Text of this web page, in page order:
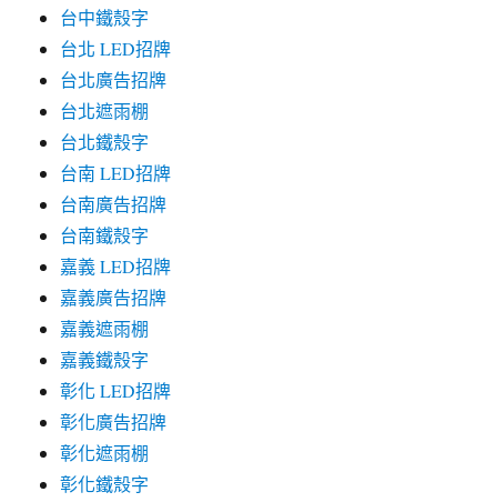
台中鐵殼字
台北 LED招牌
台北廣告招牌
台北遮雨棚
台北鐵殼字
台南 LED招牌
台南廣告招牌
台南鐵殼字
嘉義 LED招牌
嘉義廣告招牌
嘉義遮雨棚
嘉義鐵殼字
彰化 LED招牌
彰化廣告招牌
彰化遮雨棚
彰化鐵殼字